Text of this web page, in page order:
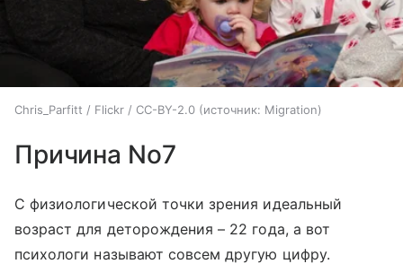
Chris_Parfitt / Flickr / CC-BY-2.0 источник: Migration
Причина No7
С физиологической точки зрения идеальный
возраст для деторождения – 22 года, а вот
психологи называют совсем другую цифру.